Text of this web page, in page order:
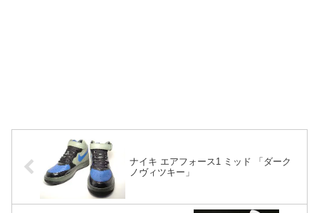
ナイキ エアフォース1 ミッド 「ダーク
ノヴィツキー」